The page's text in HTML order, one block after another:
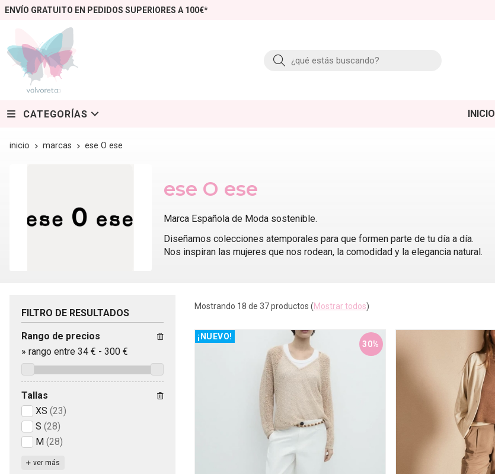
ENVÍO GRATUITO EN PEDIDOS SUPERIORES A 100€*
Buscar
CATEGORÍAS INICIO
inicio marcas ese O ese
ese O ese
Marca Española de Moda sostenible.
Diseñamos colecciones atemporales para que formen parte de tu día a día.
Nos inspiran las mujeres que nos rodean, la comodidad y la elegancia natural.
Mostrando 18 de 37 productos (Mostrar todos)
30%
¡NUEVO!
FILTRO DE RESULTADOS
Rango de precios
» rango entre 34 € - 300 €
Tallas
XS (23)
S (28)
M (28)
ver más